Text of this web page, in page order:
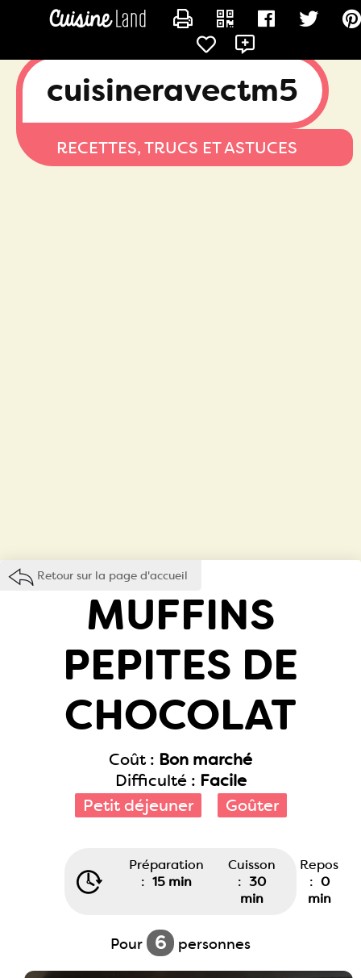
cuisineravectm5
RECETTES, TRUCS ET ASTUCES
Retour sur la page d'accueil
MUFFINS
PEPITES DE
CHOCOLAT
Coût : Bon marché
Difficulté : Facile
Petit déjeuner
Goûter
Préparation
: 15 min
Cuisson
: 30
min
Repos
: 0
min
Pour 6 personnes
CONTACTER MARINA